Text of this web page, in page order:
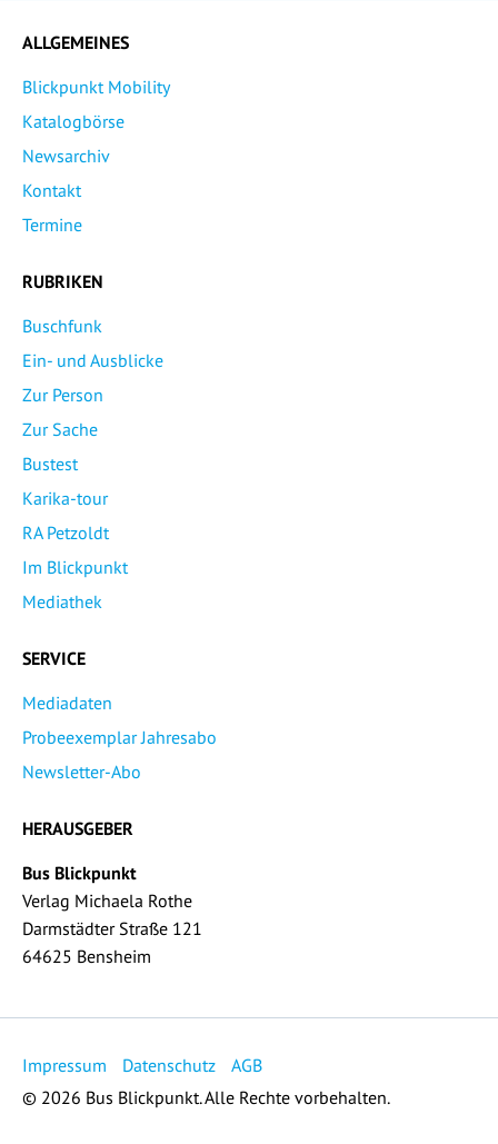
ALLGEMEINES
Blickpunkt Mobility
Katalogbörse
Newsarchiv
Kontakt
Termine
RUBRIKEN
Buschfunk
Ein- und Ausblicke
Zur Person
Zur Sache
Bustest
Karika-tour
RA Petzoldt
Im Blickpunkt
Mediathek
SERVICE
Mediadaten
Probeexemplar Jahresabo
Newsletter-Abo
HERAUSGEBER
Bus Blickpunkt
Verlag Michaela Rothe
Darmstädter Straße 121
64625 Bensheim
Impressum Datenschutz
AGB
© 2026 Bus Blickpunkt. Alle Rechte vorbehalten.